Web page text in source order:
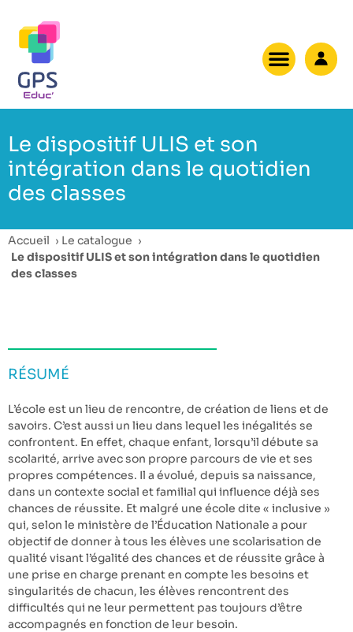
Le dispositif ULIS et son
intégration dans le quotidien
des classes
Accueil › Le catalogue ›
Le dispositif ULIS et son intégration dans le quotidien
des classes
RÉSUMÉ
L’école est un lieu de rencontre, de création de liens et de
savoirs. C’est aussi un lieu dans lequel les inégalités se
confrontent. En effet, chaque enfant, lorsqu’il débute sa
scolarité, arrive avec son propre parcours de vie et ses
propres compétences. Il a évolué, depuis sa naissance,
dans un contexte social et familial qui influence déjà ses
chances de réussite. Et malgré une école dite « inclusive »
qui, selon le ministère de l’Éducation Nationale a pour
objectif de donner à tous les élèves une scolarisation de
qualité visant l’égalité des chances et de réussite grâce à
une prise en charge prenant en compte les besoins et
singularités de chacun, les élèves rencontrent des
difficultés qui ne leur permettent pas toujours d’être
accompagnés en fonction de leur besoin.